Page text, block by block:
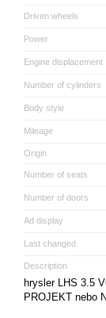
Driven wheels
Power
Engine displacement
Number of cylinders
Body style
Mileage
Origin
Number of seats
Number of doors
Ad display
Last changed
Description
hrysler LHS 3.5
PROJEKT nebo